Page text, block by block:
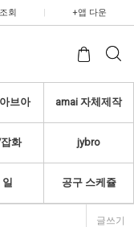
회 | +앱 다운
브아 amai 자체제작
화 jybro
공구 스케쥴
글쓰기